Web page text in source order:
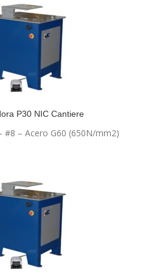
P30 NIC Cantiere
– Acero G60 (650N/mm2)